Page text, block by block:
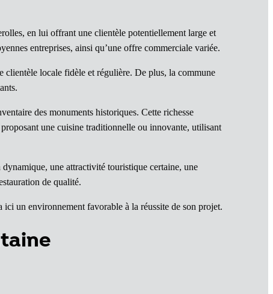
en lui offrant une clientèle potentiellement large et
entreprises, ainsi qu’une offre commerciale variée.
clientèle locale fidèle et régulière. De plus, la commune
des monuments historiques. Cette richesse
une cuisine traditionnelle ou innovante, utilisant
une attractivité touristique certaine, une
de qualité.
un environnement favorable à la réussite de son projet.